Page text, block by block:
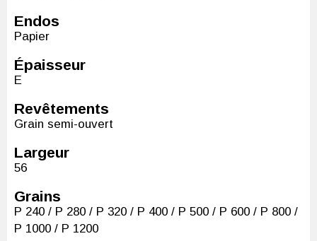
Endos
Papier
Épaisseur
E
Revêtements
Grain semi-ouvert
Largeur
56
Grains
P 240 / P 280 / P 320 / P 400 / P 500 / P 600 / P 800 /
P 1000 / P 1200